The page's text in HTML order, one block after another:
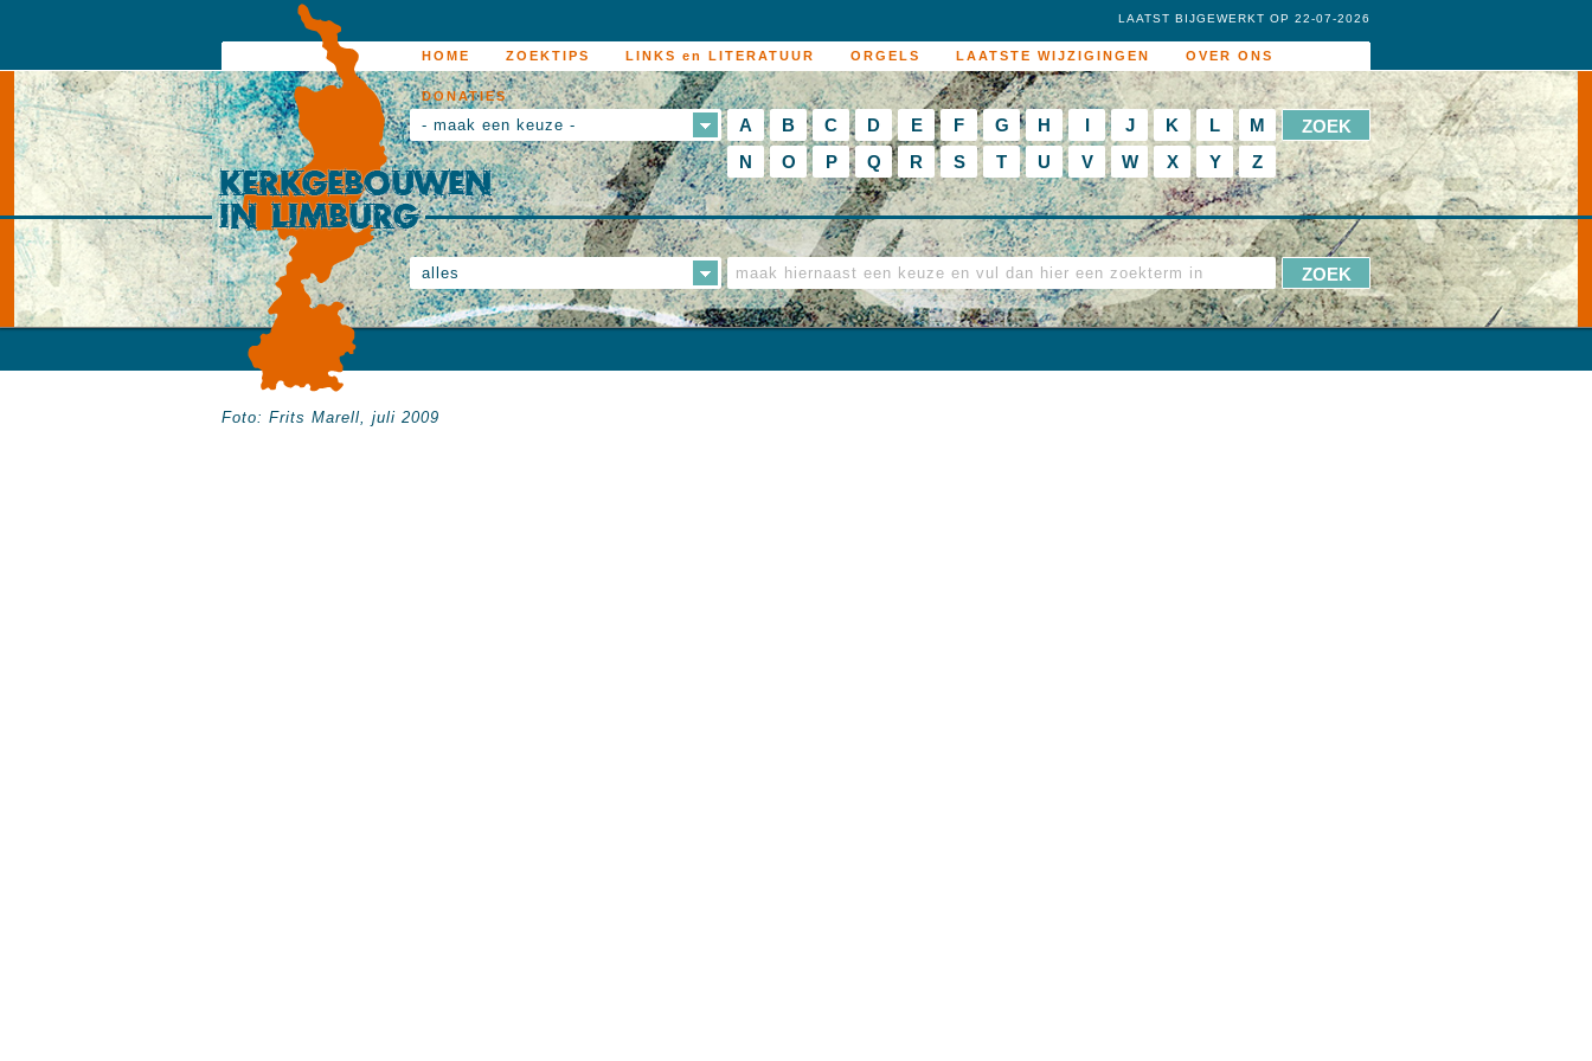
HOME ZOEKTIPS LINKS en LITERATUUR ORGELS LAATSTE WIJZIGINGEN OVER ONS
DONATIES
LAATST BIJGEWERKT OP 22-07-2026
- maak een keuze - A B C D E F G H I J K L
M
N
O P Q R S T U V W X Y Z
alles
Foto: Frits Marell, juli 2009